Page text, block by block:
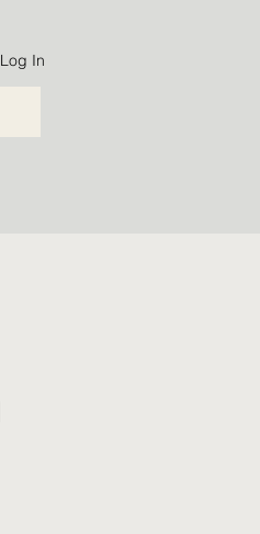
Log In